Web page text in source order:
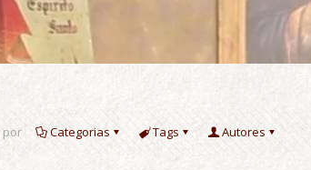
por Categorias Tags Autores